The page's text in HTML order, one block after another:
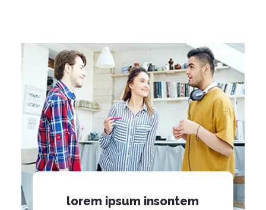
lorem ipsum insontem